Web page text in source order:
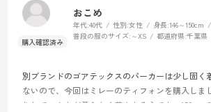
おこめ
年代:40代 性別:女性 身長:146～150cm
普段の服のサイズ: ～XS 都道府県:千葉県
別ブランドのゴアテックスのパーカーは少し固く
ないので、今回はミレーのティフォンを購入しま
りしていますが柔らかく着やすそうです。150cm